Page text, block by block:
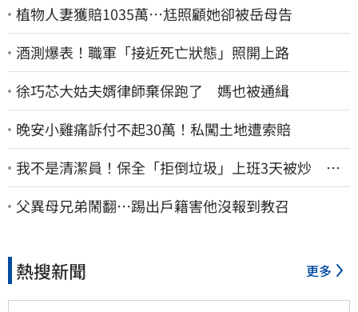
植物人妻獲賠1035萬…尪照顧她卻被岳母告
酒測爆表！職軍「接近死亡狀態」照開上路
徐巧芯大姑夫婿律師棄保跑了 媽也被通緝
晚安小雞痛訴付不起30萬！私闖土地遭索賠
我不是清潔員！保全「拒倒垃圾」上班3天被炒 找
法院討公道結果出爐
父異母兄弟鬧翻…踢出戶籍害他沒報到教召
熱搜新聞 更多